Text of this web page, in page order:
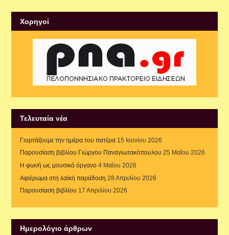
Xορηγοί
Τελευταία νέα
Γιορτάζουμε την ημέρα του πατέρα 15 Ιουνίου 2026
Παρουσίαση βιβλίου Γιώργου Παναγιωτακόπουλου 25 Μαΐου 2026
Η φωνή ως μουσικό όργανο 4 Μαΐου 2026
Αφιέρωμα στη λαϊκή παράδοση 28 Απριλίου 2026
Παρουσίαση βιβλίου 17 Απριλίου 2026
Ημερολόγιο άρθρων